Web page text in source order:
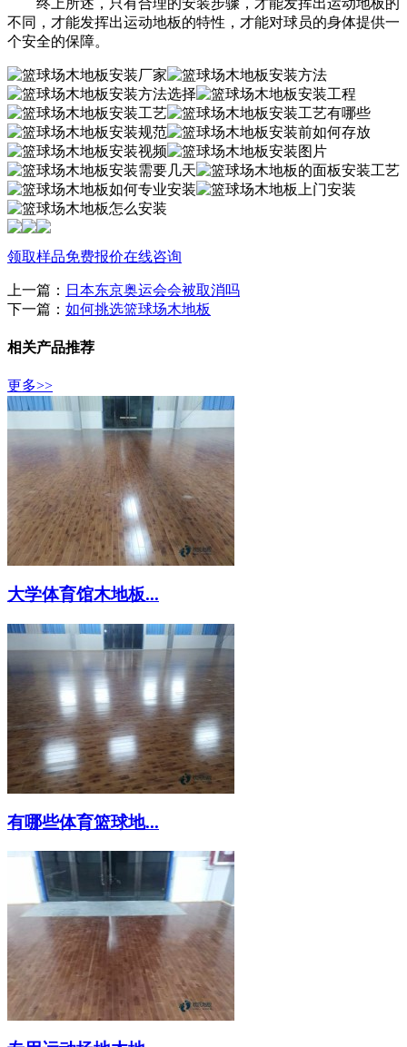
不同，才能发挥出运动地板的特性，才能对球员的身体提供一
个安全的保障。
领取样品免费报价在线咨询
上一篇： 日本东京奥运会会被取消吗
下一篇： 如何挑选篮球场木地板
相关产品推荐
更多>>
大学体育馆木地板...
有哪些体育篮球地...